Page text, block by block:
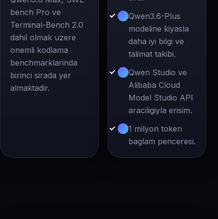
bench Pro ve
Terminal-Bench 2.0
dahil olmak uzere
onemli kodlama
benchmarklarinda
birinci sirada yer
almaktadir.
Qwen3.6-Plus
modeline kiyasla
daha iyi bilgi ve
talimat takibi.
Qwen Studio ve
Alibaba Cloud
Model Studio API
araciligiyla erisim.
1 milyon token
baglam penceresi.